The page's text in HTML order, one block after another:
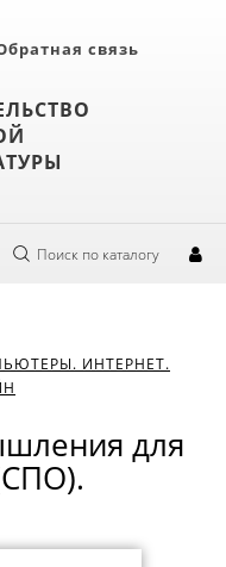
связь
Поиск по каталогу
ИНТЕРНЕТ.
для